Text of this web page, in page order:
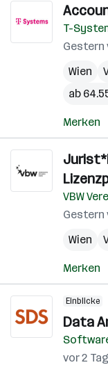
T-
Wien
ab
Merken
VBW
Wien
Merken
Einblicke
Data
vor 2